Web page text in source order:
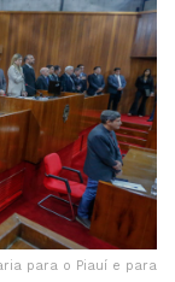
para o Piauí e para